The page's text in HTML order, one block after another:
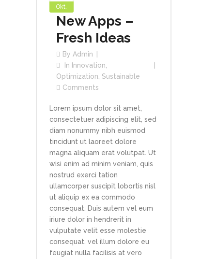
Okt.
New Apps –
Fresh Ideas
By Admin
In Innovation
Optimization Sustainable
Comments
Lorem ipsum dolor sit amet,
consectetuer adipiscing elit, sed
diam nonummy nibh euismod
tincidunt ut laoreet dolore
magna aliquam erat volutpat. Ut
wisi enim ad minim veniam, quis
nostrud exerci tation
ullamcorper suscipit lobortis nisl
ut aliquip ex ea commodo
consequat. Duis autem vel eum
iriure dolor in hendrerit in
vulputate velit esse molestie
consequat, vel illum dolore eu
feugiat nulla facilisis at vero